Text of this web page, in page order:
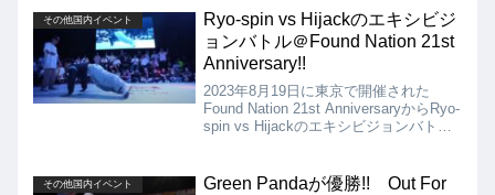
BBOY、JUNIOR BGIRLのSEMI FINAL
からの映像。
その他国内イベント
Ryo-spin vs Hijackのエキシビジ
ョンバトル＠Found Nation 21st
Anniversary!!
2023年8月19日に東京で開催された
Found Nation 21st AnniversaryからRyo-
spin vs Hijackのエキシビジョンバトル
Hijackというバトル!!
その他国内イベント
Green Pandaが優勝!! Out For